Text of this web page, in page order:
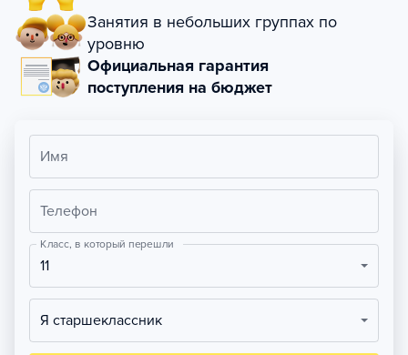
Занятия в небольших группах по
уровню
Официальная гарантия
поступления на бюджет
Имя
Телефон
Класс, в который перешли
11
Я старшеклассник